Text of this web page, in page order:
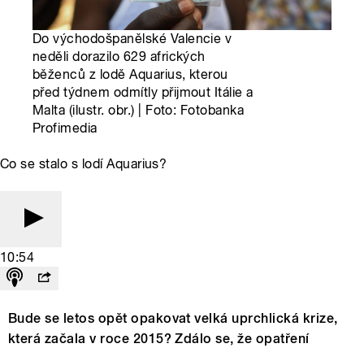
Do východošpanělské Valencie v
neděli dorazilo 629 afrických
běženců z lodě Aquarius, kterou
před týdnem odmítly přijmout Itálie a
Malta (ilustr. obr.) | Foto: Fotobanka
Profimedia
Co se stalo s lodí Aquarius?
10:54
Bude se letos opět opakovat velká uprchlická krize,
která začala v roce 2015? Zdálo se, že opatření